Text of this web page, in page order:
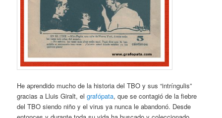
He aprendido mucho de la historia del TBO y sus “intríngulis”
gracias a Lluis Giralt, elgrafópata, que se contagió de la fiebre
del TBO siendo niño y el virus ya nunca le abandonó. Desde